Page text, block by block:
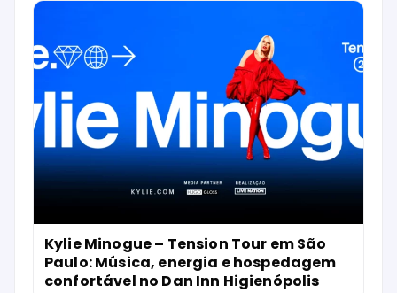
Kylie Minogue – Tension Tour em São
Paulo: Música, energia e hospedagem
confortável no Dan Inn Higienópolis